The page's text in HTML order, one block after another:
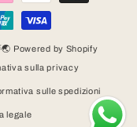
Powered by Shopify
sulla privacy
sulle spedizioni
legale